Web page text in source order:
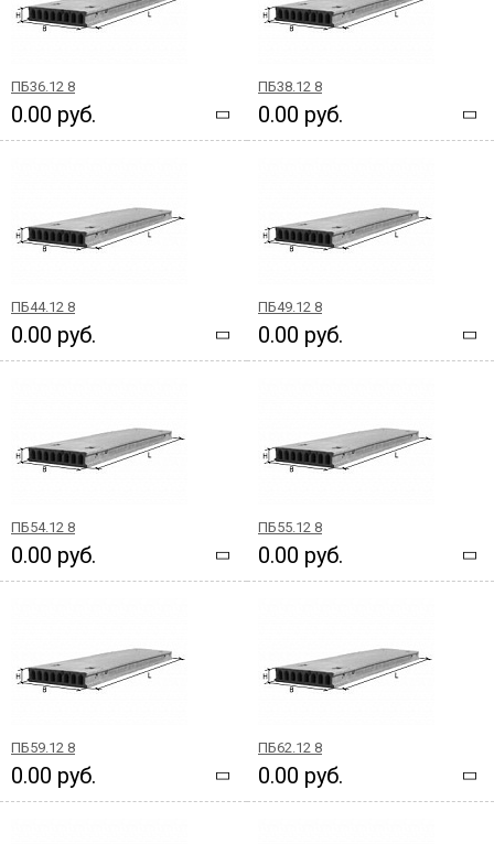
ПБ36.12 8
0.00 руб.
ПБ38.12 8
0.00 руб.
ПБ44.12 8
0.00 руб.
ПБ49.12 8
0.00 руб.
ПБ54.12 8
0.00 руб.
ПБ55.12 8
0.00 руб.
ПБ59.12 8
0.00 руб.
ПБ62.12 8
0.00 руб.